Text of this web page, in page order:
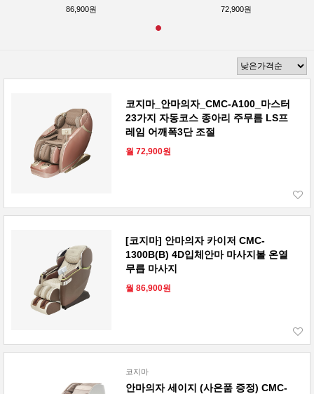
86,900원 72,900원
코지마_안마의자_CMC-A100_마스터
23가지 자동코스 종아리 주무름 LS프
레임 어깨폭3단 조절
월 72,900원
[코지마] 안마의자 카이저 CMC-
1300B(B) 4D입체안마 마사지볼 온열
무릅 마사지
월 86,900원
코지마
안마의자 세이지 (사은품 증정) CMC-